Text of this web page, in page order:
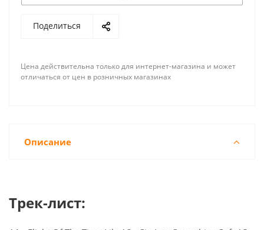
Поделиться
Цена действительна только для интернет-магазина и может
отличаться от цен в розничных магазинах
Описание
Трек-лист: